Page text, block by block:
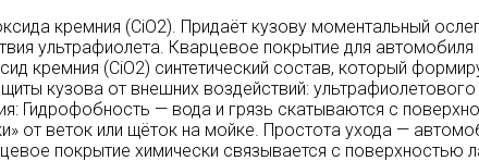
кремния (CiO2). Придаёт кузову моментальный
ультрафиолета. Кварцевое покрытие для
(CiO2) синтетический состав, который
кузова от внешних воздействий:
Гидрофобность — вода и грязь скатываются с
от веток или щёток на мойке. Простота ухода —
покрытие химически связывается с поверхностью